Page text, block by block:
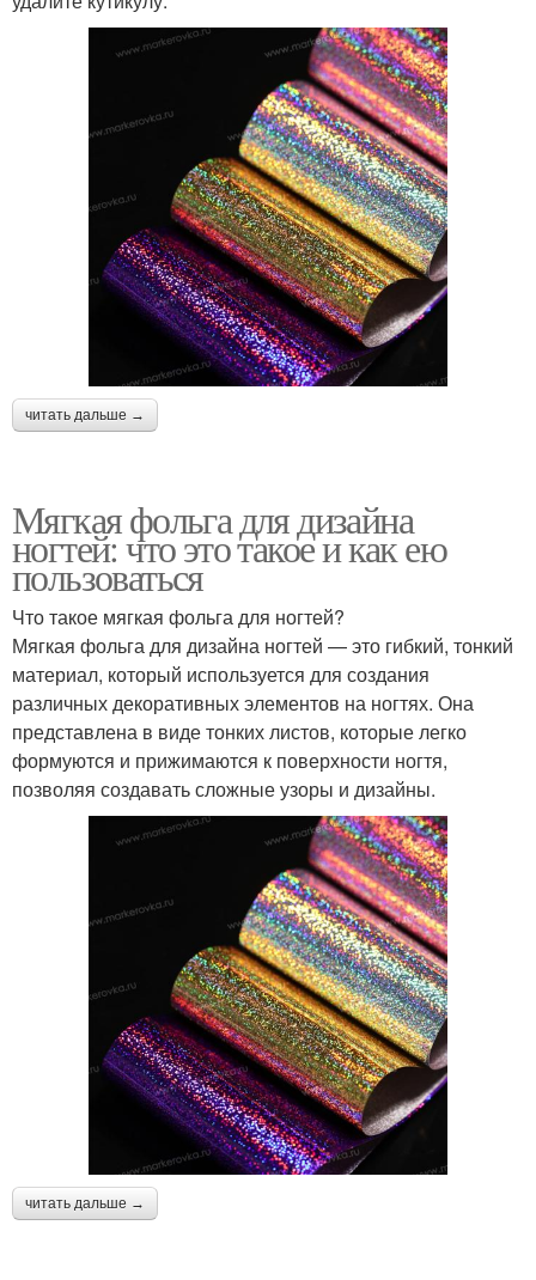
читать дальше →
Мягкая фольга для дизайна
ногтей: что это такое и как ею
пользоваться
Что такое мягкая фольга для ногтей?
Мягкая фольга для дизайна ногтей — это гибкий, тонкий
материал, который используется для создания
различных декоративных элементов на ногтях. Она
представлена в виде тонких листов, которые легко
формуются и прижимаются к поверхности ногтя,
позволяя создавать сложные узоры и дизайны.
читать дальше →